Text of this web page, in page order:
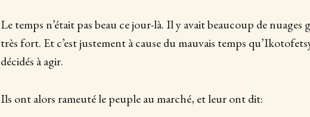
Le temps n’était pas beau ce jour-là. Il y avait beaucoup de
très fort. Et c’est justement à cause du mauvais temps
décidés à agir.
Ils ont alors rameuté le peuple au marché, et leur ont dit: